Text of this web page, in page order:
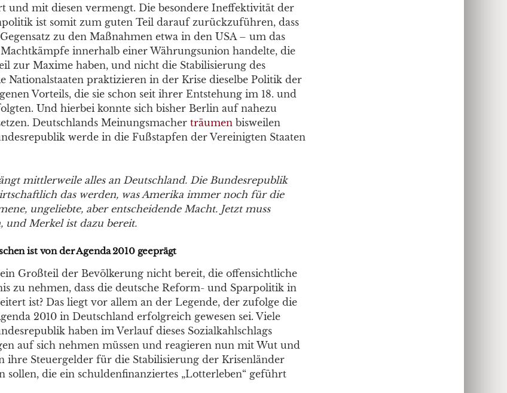
und mit diesen vermengt. Die besondere Ineffektivität der
ist somit zum guten Teil darauf zurückzuführen, dass
zu den Maßnahmen etwa in den USA – um das
innerhalb einer Währungsunion handelte, die
zur Maxime haben, und nicht die Stabilisierung des
Nationalstaaten praktizieren in der Krise dieselbe Politik der
Vorteils, die sie schon seit ihrer Entstehung im 18. und
Und hierbei konnte sich bisher Berlin auf nahezu
Deutschlands Meinungsmacher träumen bisweilen
werde in die Fußstapfen der Vereinigten Staaten
mittlerweile alles an Deutschland. Die Bundesrepublik
das werden, was Amerika immer noch für die
ungeliebte, aber entscheidende Macht. Jetzt muss
und Merkel ist dazu bereit.
ist von der Agenda 2010 geeprägt
Großteil der Bevölkerung nicht bereit, die offensichtliche
zu nehmen, dass die deutsche Reform- und Sparpolitik in
ist? Das liegt vor allem an der Legende, der zufolge die
2010 in Deutschland erfolgreich gewesen sei. Viele
haben im Verlauf dieses Sozialkahlschlags
auf sich nehmen müssen und reagieren nun mit Wut und
ihre Steuergelder für die Stabilisierung der Krisenländer
sollen, die ein schuldenfinanziertes „Lotterleben“ geführt